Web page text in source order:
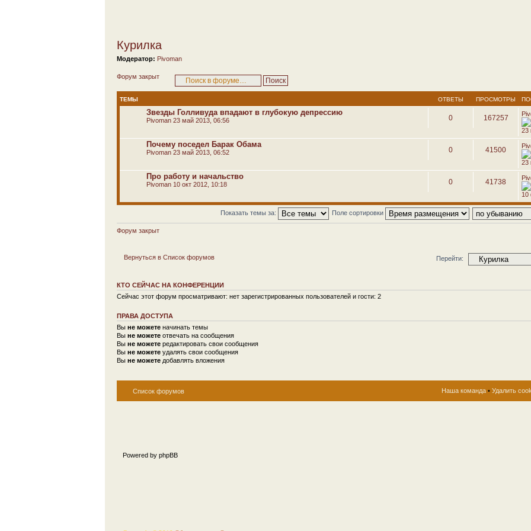
Курилка
Модератор: Pivoman
Форум закрыт
ТЕМЫ ОТВЕТЫ ПРОСМОТРЫ
Звезды Голливуда впадают в глубокую депрессию
Pivoman 23 май 2013, 06:56 0 167257
23
Почему поседел Барак Обама
Pivoman 23 май 2013, 06:52 0 41500
23
Про работу и начальство
Pivoman 10 окт 2012, 10:18 0 41738
10
Показать темы за: Поле сортировки
Форум закрыт
Вернуться в Список форумов Перейти:
КТО СЕЙЧАС НА КОНФЕРЕНЦИИ
Сейчас этот форум просматривают: нет зарегистрированных пользователей и гости: 2
ПРАВА ДОСТУПА
Вы не можете начинать темы
Вы не можете отвечать на сообщения
Вы не можете редактировать свои сообщения
Вы не можете удалять свои сообщения
Вы не можете добавлять вложения
Список форумов Наша команда • Удалить
Powered by phpBB